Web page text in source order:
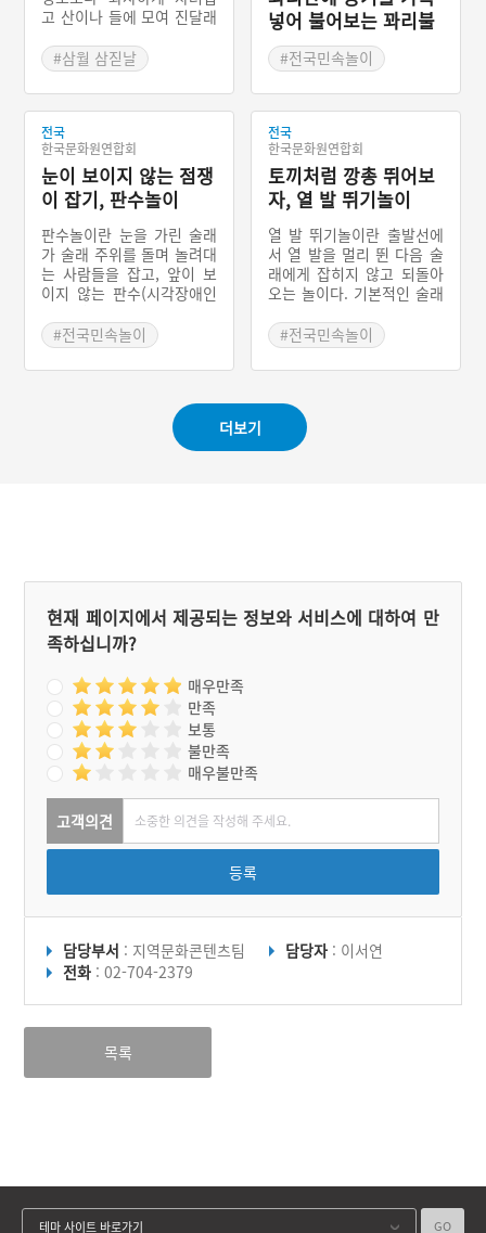
고 산이나 들에 모여 진달래
다. 남녀 모두가 즐겼지만,
여성들의 경우 공식적인 외
출 행사였던 만큼 성대하게
치렀다.
#삼월 삼짇날
넣어 불어보는 꽈리불
기#전국민속놀이
전국
한국문화원연합회
눈이 보이지 않는 점쟁
이 잡기, 판수놀이
판수놀이란 눈을 가린 술래
가 술래 주위를 돌며 놀려대
는 사람들을 잡고, 앞이 보
이지 않는 판수(시각장애인
알아맞히는 놀이다. 신분과
관계없이 누구나 즐겼으며,
지역에 따라 놀이방법이 조
#전국민속놀이
전국
한국문화원연합회
토끼처럼 깡총 뛰어보
자, 열 발 뛰기놀이
열 발 뛰기놀이란 출발선에
서 열 발을 멀리 뛴 다음 술
래에게 잡히지 않고 되돌아
오는 놀이다. 기본적인 술래
람들보다 한 발 적게 뛰어야
한다는 규칙이 더해졌다. 마
지막 열 발을 뛴 다음에는
아와야 한다.
#전국민속놀이
더보기
현재 페이지에서 제공되는 정보와 서비스에 대하여 만
족하십니까?
매우만족
만족
보통
불만족
매우불만족
고객의견
등록
담당부서 : 지역문화콘텐츠팀 담당자 : 이서연
전화 : 02-704-2379
목록
테마 사이트 바로가기 GO